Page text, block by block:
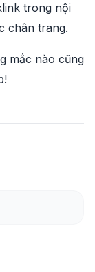
trong nội
chân trang.
mắc nào cũng